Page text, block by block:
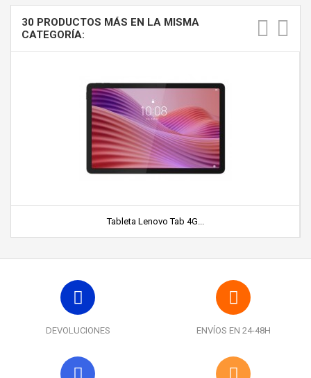
30 PRODUCTOS MÁS EN LA MISMA
CATEGORÍA:
Tableta Lenovo Tab 4G...
DEVOLUCIONES ENVÍOS EN 24-48H